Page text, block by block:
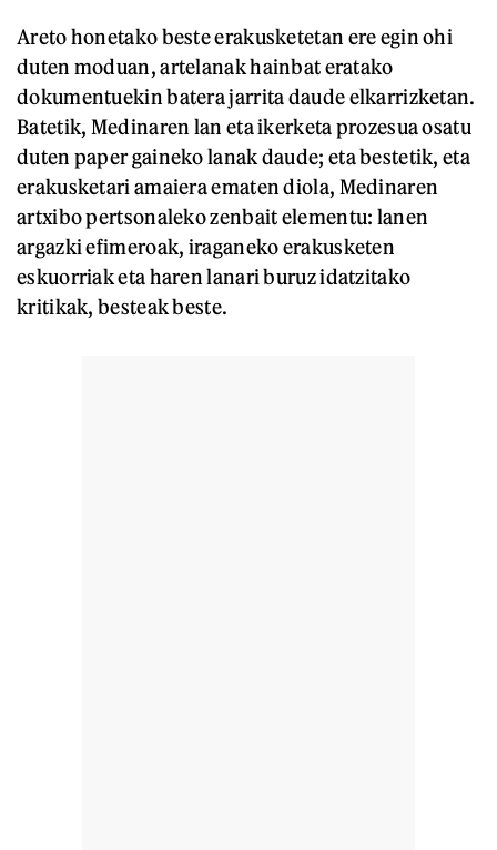
Areto honetako beste erakusketetan ere egin ohi
duten moduan, artelanak hainbat eratako
dokumentuekin batera jarrita daude elkarrizketan.
Batetik, Medinaren lan eta ikerketa prozesua osatu
duten paper gaineko lanak daude; eta bestetik, eta
erakusketari amaiera ematen diola, Medinaren
artxibo pertsonaleko zenbait elementu: lanen
argazki efimeroak, iraganeko erakusketen
eskuorriak eta haren lanari buruz idatzitako
kritikak, besteak beste.